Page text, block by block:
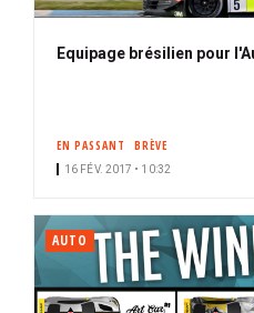
Equipage brésilien pour
EN PASSANT BRÈVE
16 FÉV. 2017 • 10:32
AUTO